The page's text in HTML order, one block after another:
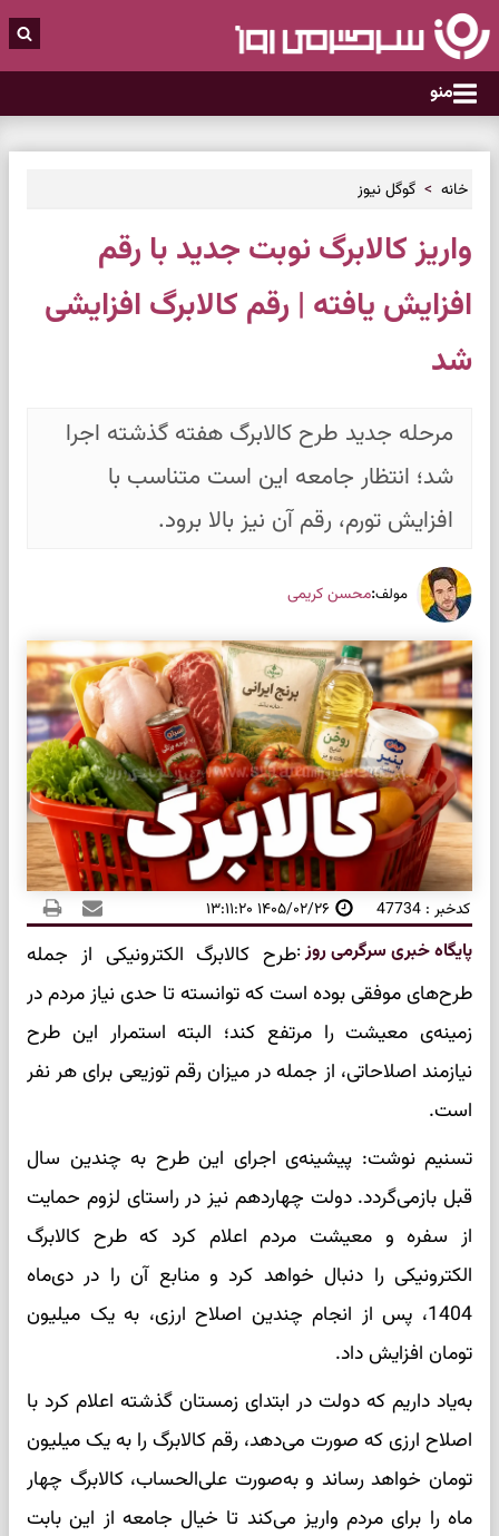
منو
خانه گوگل نیوز
واریز کالابرگ نوبت جدید با رقم
افزایش یافته | رقم کالابرگ افزایشی
شد
مرحله جدید طرح کالابرگ هفته گذشته اجرا
شد؛ انتظار جامعه این است متناسب با
افزایش تورم، رقم آن نیز بالا برود.
مولف:محسن کریمی
کدخبر : 47734 ۱۴۰۵/۰۲/۲۶ ۱۳:۱۱:۲۰
پایگاه خبری سرگرمی روز:طرح کالابرگ الکترونیکی از جمله
طرح‌های موفقی بوده است که توانسته تا حدی نیاز مردم در
زمینه‌ی معیشت را مرتفع کند؛ البته استمرار این طرح
نیازمند اصلاحاتی، از جمله در میزان رقم توزیعی برای هر نفر
است.
تسنیم نوشت: پیشینه‌ی اجرای این طرح به چندین سال
قبل بازمی‌گردد. دولت چهاردهم نیز در راستای لزوم حمایت
از سفره و معیشت مردم اعلام کرد که طرح کالابرگ
الکترونیکی را دنبال خواهد کرد و منابع آن را در دی‌ماه
1404، پس از انجام چندین اصلاح ارزی، به یک میلیون
تومان افزایش داد.
به‌یاد داریم که دولت در ابتدای زمستان گذشته اعلام کرد با
اصلاح ارزی که صورت می‌دهد، رقم کالابرگ را به یک میلیون
تومان خواهد رساند و به‌صورت علی‌الحساب، کالابرگ چهار
ماه را برای مردم واریز می‌کند تا خیال جامعه از این بابت